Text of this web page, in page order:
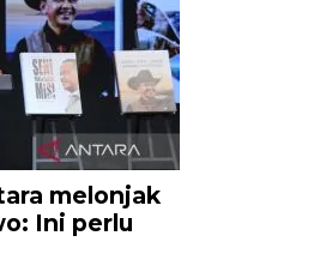
melonjak
Ini perlu